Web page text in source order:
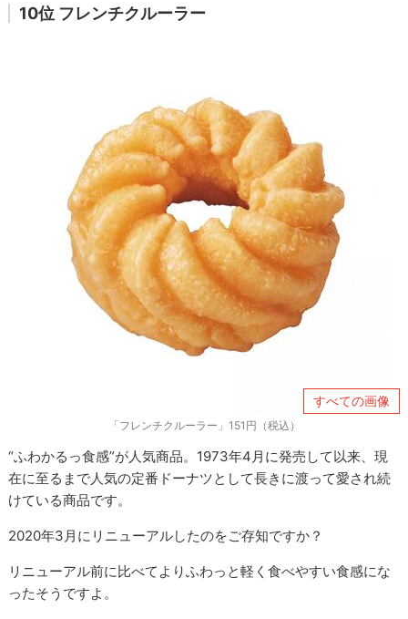
10位 フレンチクルーラー
すべての画像
「フレンチクルーラー」151円（税込）
“ふわかるっ食感”が人気商品。1973年4月に発売して以来、現
在に至るまで人気の定番ドーナツとして長きに渡って愛され続
けている商品です。
2020年3月にリニューアルしたのをご存知ですか？
リニューアル前に比べてよりふわっと軽く食べやすい食感にな
ったそうですよ。